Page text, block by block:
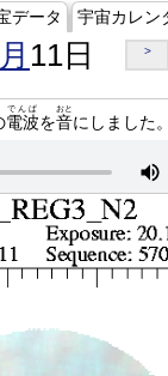
データ 宇宙カレン
11日 >
電波
でんぱ
を音
おと
にしました。